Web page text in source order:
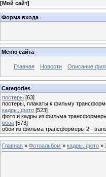
[Мой сайт]
Форма входа
Меню сайта
Главная Новости Описание
Categories
постеры [63]
постеры, плакаты к фильму
кадры, фото [523]
фото и кадры из фильма
обои [573]
обои из фильма трансформеры 2 -
Главная » Фотоальбом » кадры, фото »